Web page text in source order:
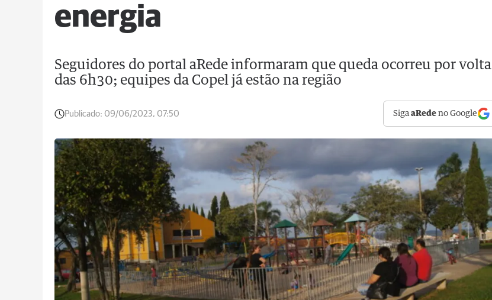
energia
Seguidores do portal aRede informaram que queda ocorreu por volta
das 6h30; equipes da Copel já estão na região
Publicado: 09/06/2023, 07:50 SigaaRede no Google